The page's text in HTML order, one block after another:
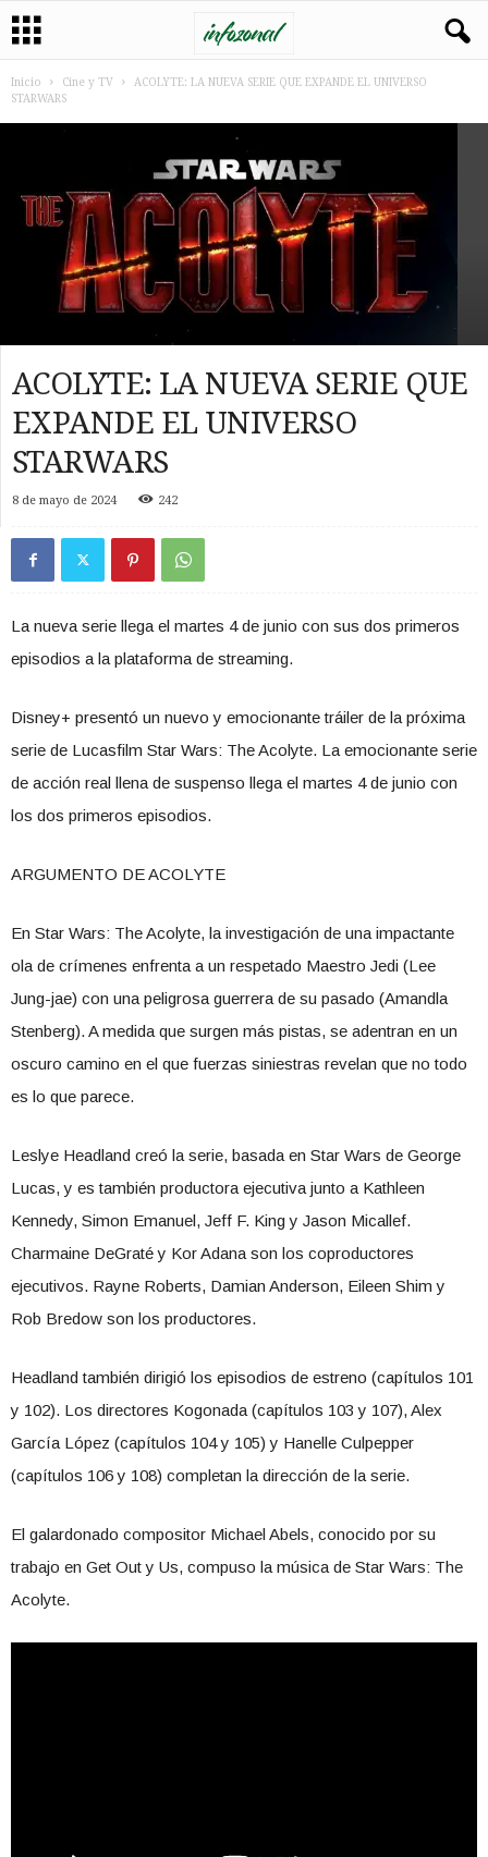
Inicio Cine y TV
ACOLYTE: LA NUEVA SERIE QUE EXPANDE EL UNIVERSO
STARWARS
ACOLYTE: LA NUEVA SERIE QUE
EXPANDE EL UNIVERSO
STARWARS
8 de mayo de 2024 242
La nueva serie llega el martes 4 de junio con sus dos primeros
episodios a la plataforma de streaming.
Disney+ presentó un nuevo y emocionante tráiler de la próxima
serie de Lucasfilm Star Wars: The Acolyte. La emocionante serie
de acción real llena de suspenso llega el martes 4 de junio con
los dos primeros episodios.
ARGUMENTO DE ACOLYTE
En Star Wars: The Acolyte, la investigación de una impactante
ola de crímenes enfrenta a un respetado Maestro Jedi (Lee
Jung-jae) con una peligrosa guerrera de su pasado (Amandla
Stenberg). A medida que surgen más pistas, se adentran en un
oscuro camino en el que fuerzas siniestras revelan que no todo
es lo que parece.
Leslye Headland creó la serie, basada en Star Wars de George
Lucas, y es también productora ejecutiva junto a Kathleen
Kennedy, Simon Emanuel, Jeff F. King y Jason Micallef.
Charmaine DeGraté y Kor Adana son los coproductores
ejecutivos. Rayne Roberts, Damian Anderson, Eileen Shim y
Rob Bredow son los productores.
Headland también dirigió los episodios de estreno (capítulos 101
y 102). Los directores Kogonada (capítulos 103 y 107), Alex
García López (capítulos 104 y 105) y Hanelle Culpepper
(capítulos 106 y 108) completan la dirección de la serie.
El galardonado compositor Michael Abels, conocido por su
trabajo en Get Out y Us, compuso la música de Star Wars: The
Acolyte.